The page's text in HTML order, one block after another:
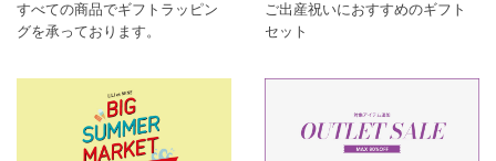
すべての商品でギフトラッピン
グを承っております。
ご出産祝いにおすすめのギフト
セット